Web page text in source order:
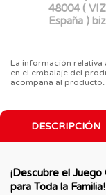
48004 (
España )
La información relativa
en el embalaje del
acompaña al producto.
DESCRIPCIÓN
¡Descubre el
para Toda la Familia!